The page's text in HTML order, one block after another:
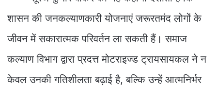
शासन की जनकल्याणकारी योजनाएं जरूरतमंद लोगों के
जीवन में सकारात्मक परिवर्तन ला सकती हैं। समाज
कल्याण विभाग द्वारा प्रदत्त मोटराइज्ड ट्रायसायकल ने न
केवल उनकी गतिशीलता बढ़ाई है, बल्कि उन्हें आत्मनिर्भर